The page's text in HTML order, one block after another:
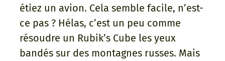
étiez un avion. Cela semble facile, n’est-
ce pas ? Hélas, c’est un peu comme
résoudre un Rubik’s Cube les yeux
bandés sur des montagnes russes. Mais